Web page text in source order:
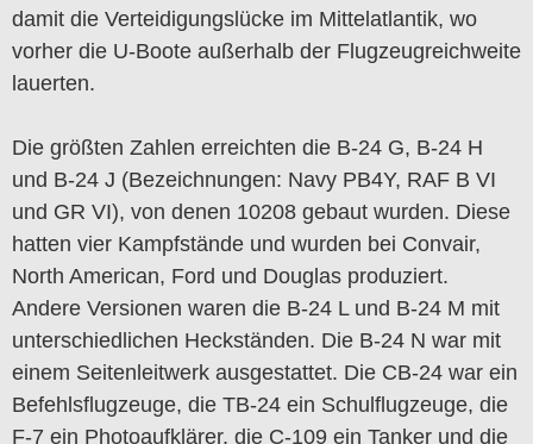
damit die Verteidigungslücke im Mittelatlantik, wo
vorher die U-Boote außerhalb der Flugzeugreichweite
lauerten.
Die größten Zahlen erreichten die B-24 G, B-24 H
und B-24 J (Bezeichnungen: Navy PB4Y, RAF B VI
und GR VI), von denen 10208 gebaut wurden. Diese
hatten vier Kampfstände und wurden bei Convair,
North American, Ford und Douglas produziert.
Andere Versionen waren die B-24 L und B-24 M mit
unterschiedlichen Heckständen. Die B-24 N war mit
einem Seitenleitwerk ausgestattet. Die CB-24 war ein
Befehlsflugzeuge, die TB-24 ein Schulflugzeuge, die
F-7 ein Photoaufklärer, die C-109 ein Tanker und die